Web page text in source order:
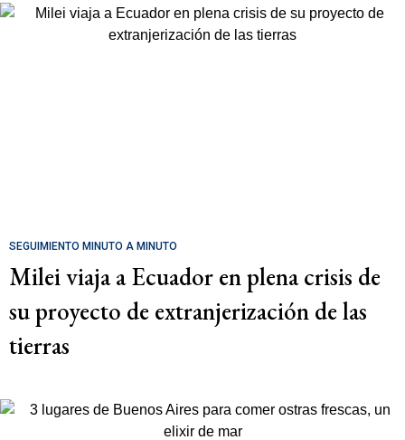
SEGUIMIENTO MINUTO A MINUTO
Milei viaja a Ecuador en plena crisis de
su proyecto de extranjerización de las
tierras